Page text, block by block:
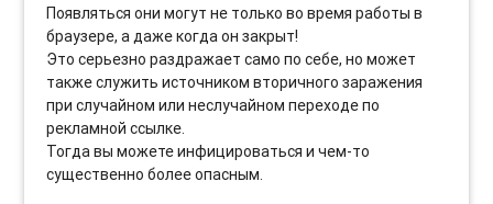
Появляться они могут не только во время работы в
браузере, а даже когда он закрыт!
Это серьезно раздражает само по себе, но может
также служить источником вторичного заражения
при случайном или неслучайном переходе по
рекламной ссылке.
Тогда вы можете инфицироваться и чем-то
существенно более опасным.